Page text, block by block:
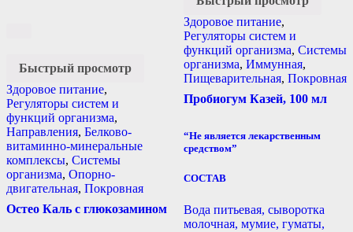
Быстрый просмотр
Здоровое питание,
Регуляторы систем и
функций организма,
Направления, Белково-
витаминно-минеральные
комплексы, Системы
организма, Опорно-
двигательная, Покровная
Остео Каль с глюкозамином
Здоровое питание,
Регуляторы систем и
функций организма, Системы
организма, Иммунная,
Пищеварительная, Покровная
Пробиогум Казей, 100 мл
“Не является лекарственным
средством”
СОСТАВ
Вода питьевая, сыворотка
молочная, мумие, гуматы,